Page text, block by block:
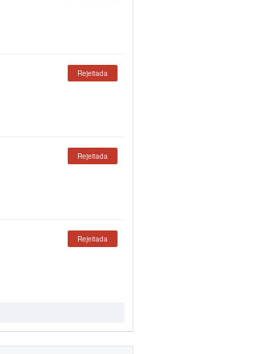
Rejeitada
Rejeitada
Rejeitada